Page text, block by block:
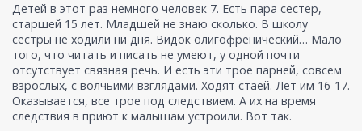
Детей в этот раз немного человек 7. Есть пара сестер,
старшей 15 лет. Младшей не знаю сколько. В школу
сестры не ходили ни дня. Видок олигофренический… Мало
того, что читать и писать не умеют, у одной почти
отсутствует связная речь. И есть эти трое парней, совсем
взрослых, с волчьими взглядами. Ходят стаей. Лет им 16-17.
Оказывается, все трое под следствием. А их на время
следствия в приют к малышам устроили. Вот так.